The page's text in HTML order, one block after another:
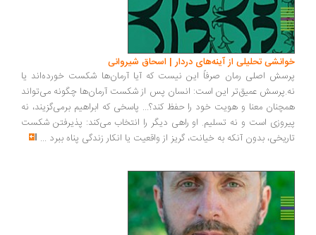
خوانشی تحلیلی از آینه‌های دردار | اسحاق شیروانی
پرسش اصلی رمان صرفاً این نیست که آیا آرمان‌ها شکست خورده‌اند یا
نه.پرسش عمیق‌تر این است: انسان پس از شکست آرمان‌ها چگونه می‌تواند
همچنان معنا و هویت خود را حفظ کند؟... پاسخی که ابراهیم برمی‌گزیند، نه
پیروزی است و نه تسلیم. او راهی دیگر را انتخاب می‌کند: پذیرفتن شکست
تاریخی، بدون آنکه به خیانت، گریز از واقعیت یا انکار زندگی پناه ببرد ...